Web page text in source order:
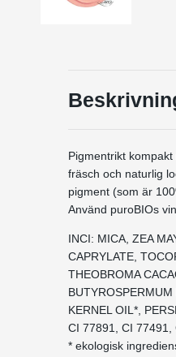
Pigmentrikt
fräsch och naturlig
pigment (som är
Använd puroBIOs
INCI: MICA, ZEA
CAPRYLATE,
THEOBROMA
KERNEL OIL*,
CI 77891, CI 77491,
* ekologisk